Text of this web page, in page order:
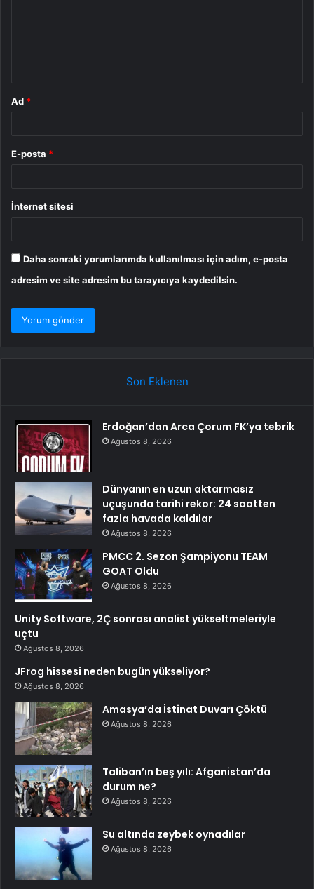
Ad *
E-posta *
İnternet sitesi
Daha sonraki yorumlarımda kullanılması için adım, e-posta
adresim ve site adresim bu tarayıcıya kaydedilsin.
Son Eklenen
Erdoğan’dan Arca Çorum FK’ya tebrik
Ağustos 8, 2026
Dünyanın en uzun aktarmasız
uçuşunda tarihi rekor: 24 saatten
fazla havada kaldılar
Ağustos 8, 2026
PMCC 2. Sezon Şampiyonu TEAM
GOAT Oldu
Ağustos 8, 2026
Unity Software, 2Ç sonrası analist yükseltmeleriyle
uçtu
Ağustos 8, 2026
JFrog hissesi neden bugün yükseliyor?
Ağustos 8, 2026
Amasya’da İstinat Duvarı Çöktü
Ağustos 8, 2026
Taliban’ın beş yılı: Afganistan’da
durum ne?
Ağustos 8, 2026
Su altında zeybek oynadılar
Ağustos 8, 2026